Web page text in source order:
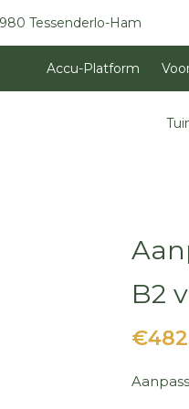
Tessenderlo-Ham
Accu-Platform
B2